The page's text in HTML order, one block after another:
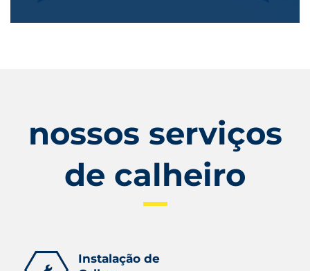
nossos serviços
de calheiro
Instalação de